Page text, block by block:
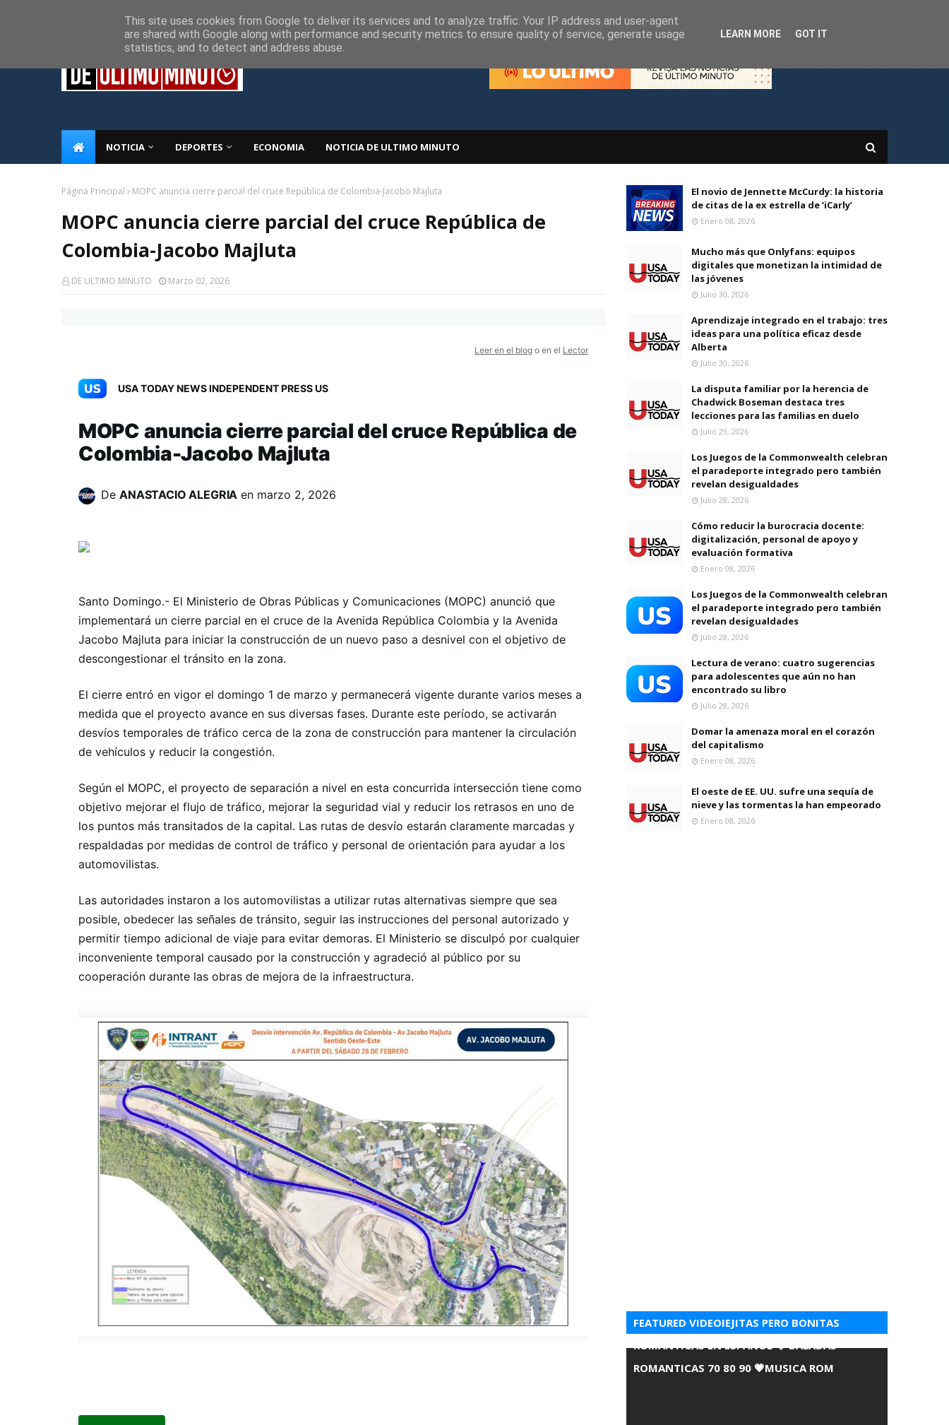
NOTICIA DEPORTES ECONOMIA NOTICIA DE ULTIMO MINUTO
Página Principal MOPC anuncia cierre parcial del cruce República de Colombia-Jacobo Majluta
MOPC anuncia cierre parcial del cruce República de
Colombia-Jacobo Majluta
DE ULTIMO MINUTO Marzo 02, 2026
Leer en el blog o en el Lector
USA TODAY NEWS INDEPENDENT PRESS US
MOPC anuncia cierre parcial del cruce República de
Colombia-Jacobo Majluta
De ANASTACIO ALEGRIA en marzo 2, 2026
Santo Domingo.- El Ministerio de Obras Públicas y Comunicaciones (MOPC) anunció que
implementará un cierre parcial en el cruce de la Avenida República Colombia y la Avenida
Jacobo Majluta para iniciar la construcción de un nuevo paso a desnivel con el objetivo de
descongestionar el tránsito en la zona.
El cierre entró en vigor el domingo 1 de marzo y permanecerá vigente durante varios meses a
medida que el proyecto avance en sus diversas fases. Durante este período, se activarán
desvíos temporales de tráfico cerca de la zona de construcción para mantener la circulación
de vehículos y reducir la congestión.
Según el MOPC, el proyecto de separación a nivel en esta concurrida intersección tiene como
objetivo mejorar el flujo de tráfico, mejorar la seguridad vial y reducir los retrasos en uno de
los puntos más transitados de la capital. Las rutas de desvío estarán claramente marcadas y
respaldadas por medidas de control de tráfico y personal de orientación para ayudar a los
automovilistas.
Las autoridades instaron a los automovilistas a utilizar rutas alternativas siempre que sea
posible, obedecer las señales de tránsito, seguir las instrucciones del personal autorizado y
permitir tiempo adicional de viaje para evitar demoras. El Ministerio se disculpó por cualquier
inconveniente temporal causado por la construcción y agradeció al público por su
cooperación durante las obras de mejora de la infraestructura.
El novio de Jennette McCurdy: la historia
de citas de la ex estrella de ‘iCarly’
Enero 08, 2026
Mucho más que Onlyfans: equipos
digitales que monetizan la intimidad de
las jóvenes
Julio 30, 2026
Aprendizaje integrado en el trabajo: tres
ideas para una política eficaz desde
Alberta
Julio 30, 2026
La disputa familiar por la herencia de
Chadwick Boseman destaca tres
lecciones para las familias en duelo
Julio 29, 2026
Los Juegos de la Commonwealth celebran
el paradeporte integrado pero también
revelan desigualdades
Julio 28, 2026
Cómo reducir la burocracia docente:
digitalización, personal de apoyo y
evaluación formativa
Enero 08, 2026
Los Juegos de la Commonwealth celebran
el paradeporte integrado pero también
revelan desigualdades
Julio 28, 2026
Lectura de verano: cuatro sugerencias
para adolescentes que aún no han
encontrado su libro
Julio 28, 2026
Domar la amenaza moral en el corazón
del capitalismo
Enero 08, 2026
El oeste de EE. UU. sufre una sequía de
nieve y las tormentas la han empeorado
Enero 08, 2026
FEATURED VIDEOIEJITAS PERO BONITAS
ROMANTICAS EN ESPANOL 💘 BALADAS
ROMANTICAS 70 80 90 💗MUSICA ROM
This site uses cookies from Google to deliver its services and to analyze traffic. Your IP address and user-agent
are shared with Google along with performance and security metrics to ensure quality of service, generate usage
statistics, and to detect and address abuse.
LEARN MORE GOT IT